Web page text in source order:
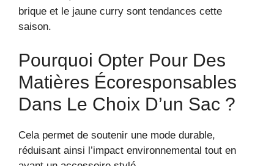
brique et le jaune curry sont tendances cette
saison.
Pourquoi Opter Pour Des
Matières Écoresponsables
Dans Le Choix D’un Sac ?
Cela permet de soutenir une mode durable,
réduisant ainsi l’impact environnemental tout en